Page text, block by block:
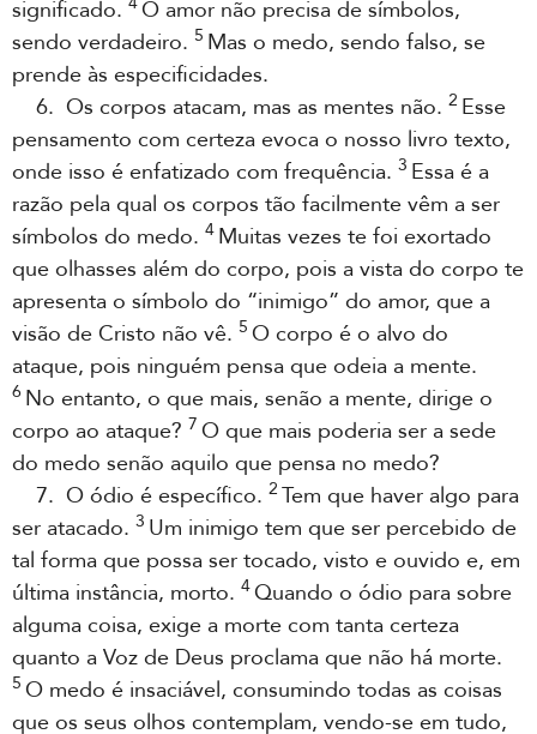
significado.
O amor não precisa de símbolos,
sendo verdadeiro. 5 Mas o medo, sendo falso, se
prende às especificidades.
6. Os corpos atacam, mas as mentes não. 2 Esse
pensamento com certeza evoca o nosso livro texto,
onde isso é enfatizado com frequência. 3 Essa é a
razão pela qual os corpos tão facilmente vêm a ser
símbolos do medo. 4 Muitas vezes te foi exortado
que olhasses além do corpo, pois a vista do corpo te
apresenta o símbolo do “inimigo” do amor, que a
visão de Cristo não vê. 5 O corpo é o alvo do
ataque, pois ninguém pensa que odeia a mente.
6 No entanto, o que mais, senão a mente, dirige o
corpo ao ataque? 7 O que mais poderia ser a sede
do medo senão aquilo que pensa no medo?
7. O ódio é específico. 2 Tem que haver algo para
ser atacado. 3 Um inimigo tem que ser percebido de
tal forma que possa ser tocado, visto e ouvido e, em
última instância, morto. 4Quando o ódio para sobre
alguma coisa, exige a morte com tanta certeza
quanto a Voz de Deus proclama que não há morte.
5 O medo é insaciável, consumindo todas as coisas
que os seus olhos contemplam, vendo-se em tudo,